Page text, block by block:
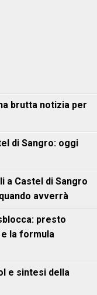
brutta notizia per
di Sangro: oggi
a Castel di Sangro
avverrà
presto
la formula
e sintesi della